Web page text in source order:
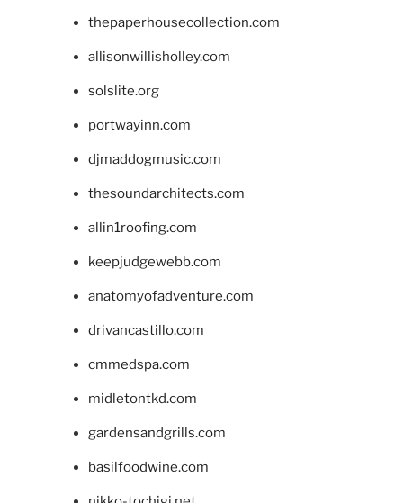
thepaperhousecollection.com
allisonwillisholley.com
solslite.org
portwayinn.com
djmaddogmusic.com
thesoundarchitects.com
allin1roofing.com
keepjudgewebb.com
anatomyofadventure.com
drivancastillo.com
cmmedspa.com
midletontkd.com
gardensandgrills.com
basilfoodwine.com